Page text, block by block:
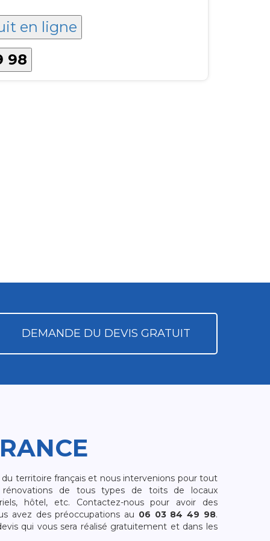
en ligne
98
DEMANDE DU DEVIS GRATUIT
territoire français et nous intervenions pour tout
de tous types de toits de locaux
hôtel, etc. Contactez-nous pour avoir des
avez des préoccupations au 06 03 84 49 98.
qui vous sera réalisé gratuitement et dans les